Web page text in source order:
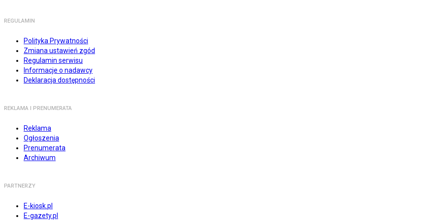
REGULAMIN
Polityka Prywatności
Zmiana ustawień zgód
Regulamin serwisu
Informacje o nadawcy
Deklaracja dostępności
REKLAMA I PRENUMERATA
Reklama
Ogłoszenia
Prenumerata
Archiwum
PARTNERZY
E-kiosk.pl
E-gazety.pl